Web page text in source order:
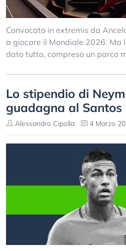
Convocato in extremis da
a giocare il Mondiale 2026. Ma
dato tutto, compreso un parco
Lo stipendio di
guadagna al Santos
Alessandro Cipolla 4 Marzo